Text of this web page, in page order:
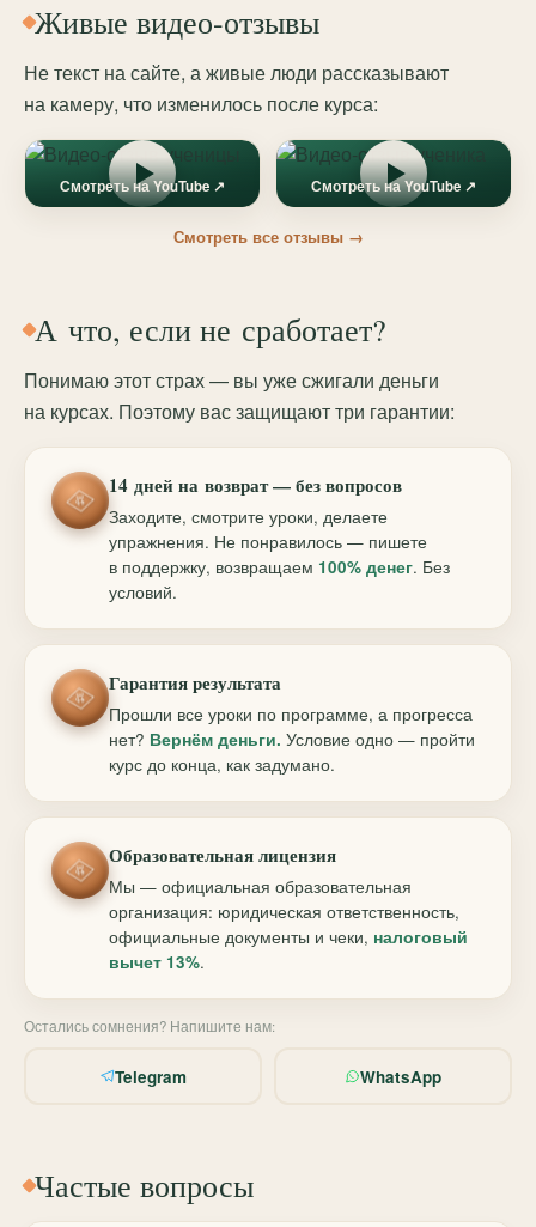
Живые видео-отзывы
Не текст на сайте, а живые люди рассказывают
на камеру, что изменилось после курса:
Смотреть на YouTube ↗ Смотреть на YouTube ↗
Смотреть все отзывы →
А что, если не сработает?
Понимаю этот страх — вы уже сжигали деньги
на курсах. Поэтому вас защищают три гарантии:
14 дней на возврат — без вопросов
Заходите, смотрите уроки, делаете
упражнения. Не понравилось — пишете
в поддержку, возвращаем 100% денег. Без
условий.
Гарантия результата
Прошли все уроки по программе, а прогресса
нет? Вернём деньги. Условие одно — пройти
курс до конца, как задумано.
Образовательная лицензия
Мы — официальная образовательная
организация: юридическая ответственность,
официальные документы и чеки, налоговый
вычет 13%.
Остались сомнения? Напишите нам:
Telegram WhatsApp
Частые вопросы